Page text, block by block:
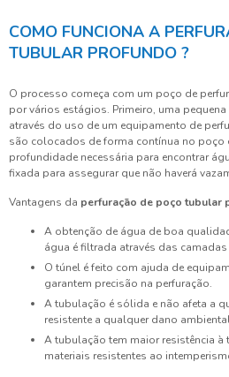
COMO FUNCIONA A
TUBULAR PROFUNDO ?
O processo começa com um poço de
por vários estágios. Primeiro, uma
através do uso de um equipamento de
são colocados de forma contínua no poço
profundidade necessária para encontrar
fixada para assegurar que não haverá
Vantagens da perfuração de poço tubular
A obtenção de água de boa qualidade de fontes profundas, pois a
água é filtrada através das
O túnel é feito com ajuda de equipamentos modernizados que
garantem precisão na perfuração.
A tubulação é sólida e não afeta a qualidade da água, além de ser
resistente a qualquer dano
A tubulação tem maior resistência à tuberculose porque é feita de
materiais resistentes ao